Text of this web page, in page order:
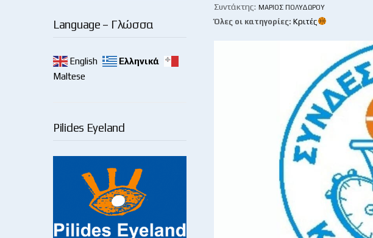
Language – Γλώσσα
English
Ελληνικά
Maltese
Pilides Eyeland
Συντάκτης: ΜΆΡΙΟΣ ΠΟΛΥΔΏΡΟΥ
Όλες οι κατηγορίες: Κριτές